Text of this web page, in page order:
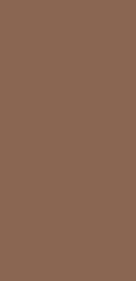
Birçok
etkinlikle adından
daha geniş